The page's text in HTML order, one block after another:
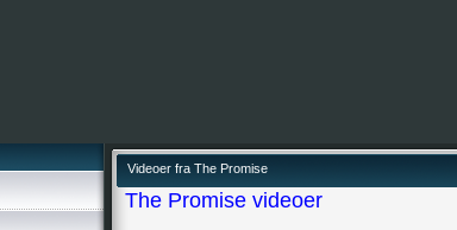
Videoer fra The Promise
The Promise videoer